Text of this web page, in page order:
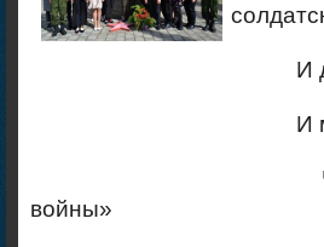
И до конца
И мы в
Чтоб день
войны»